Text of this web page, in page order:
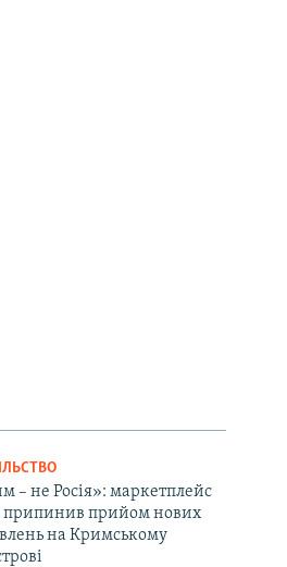
– не Росія»: маркетплейс
припинив прийом нових
на Кримському